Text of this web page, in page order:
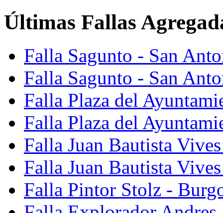
Últimas Fallas
Falla Sagunto - San
Falla Sagunto - San
Falla Plaza del
Falla Plaza del
Falla Juan Bautista
Falla Juan Bautista
Falla Pintor Stolz -